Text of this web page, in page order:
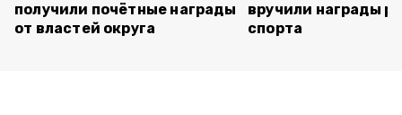
получили почётные награды
от властей округа
вручили награды
спорта